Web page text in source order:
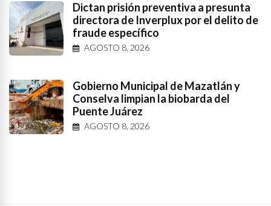
Dictan prisión preventiva a presunta
directora de Inverplux por el delito de
fraude específico
AGOSTO 8, 2026
Gobierno Municipal de Mazatlán y
Conselva limpian la biobarda del
Puente Juárez
AGOSTO 8, 2026